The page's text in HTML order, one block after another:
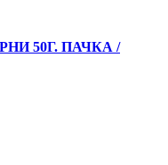
50Г. ПАЧКА /